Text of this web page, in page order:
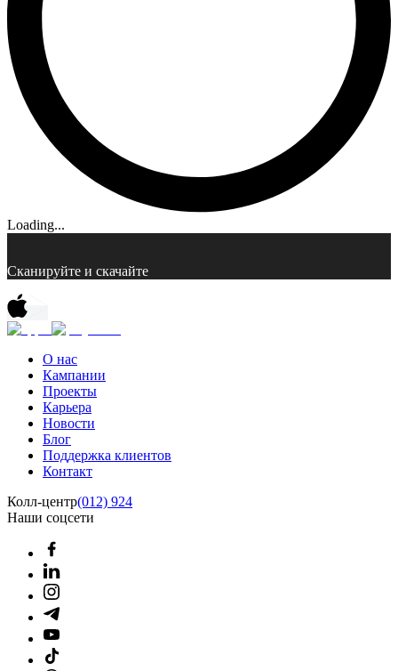
Loading...
Сканируйте и скачайте
О нас
Кампании
Проекты
Карьера
Новости
Блог
Поддержка клиентов
Контакт
Колл-центр(012) 924
Наши соцсети